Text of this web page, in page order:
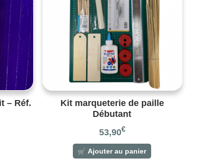
– Réf.
Kit marqueterie de paille
Débutant
53,90€
Ajouter au panier